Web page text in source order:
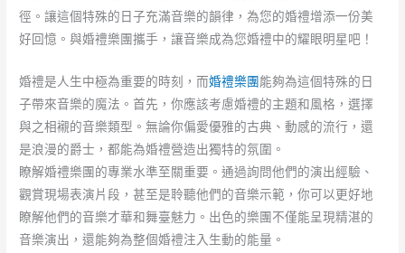
徑。讓這個特殊的日子充滿音樂的韻律，為您的婚禮增添一份美
好回憶。與婚禮樂團攜手，讓音樂成為您婚禮中的耀眼明星吧！
婚禮是人生中極為重要的時刻，而婚禮樂團能夠為這個特殊的日
子帶來音樂的魔法。首先，你應該考慮婚禮的主題和風格，選擇
與之相襯的音樂類型。無論你偏愛優雅的古典、動感的流行，還
是浪漫的爵士，都能為婚禮營造出獨特的氛圍。
瞭解婚禮樂團的專業水準至關重要。通過詢問他們的演出經驗、
觀賞現場表演片段，甚至是聆聽他們的音樂示範，你可以更好地
瞭解他們的音樂才華和舞臺魅力。出色的樂團不僅能呈現精湛的
音樂演出，還能夠為整個婚禮注入生動的能量。